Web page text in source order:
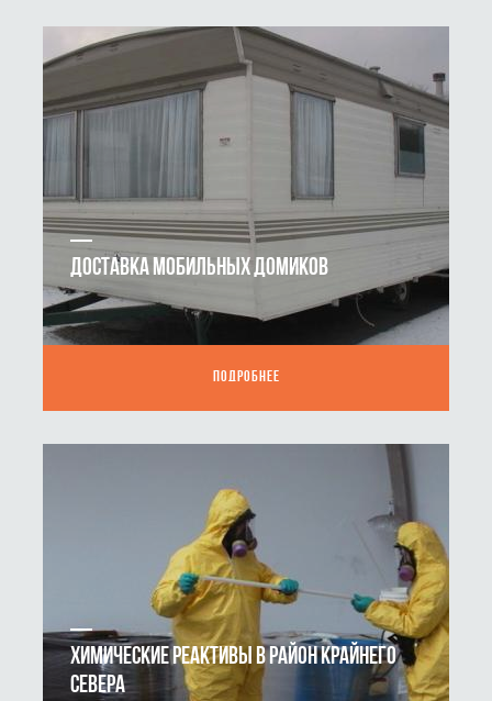
ДОСТАВКА МОБИЛЬНЫХ ДОМИКОВ
ПОДРОБНЕЕ
ХИМИЧЕСКИЕ РЕАКТИВЫ В РАЙОН КРАЙНЕГО
СЕВЕРА